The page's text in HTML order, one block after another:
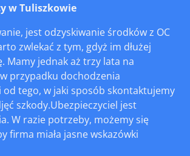
w Tuliszkowie
jest odzyskiwanie środków z OC
zwlekać z tym, gdyż im dłużej
Mamy jednak aż trzy lata na
przypadku dochodzenia
od tego, w jaki sposób skontaktujemy
szkody.Ubezpieczyciel jest
W razie potrzeby, możemy się
firma miała jasne wskazówki